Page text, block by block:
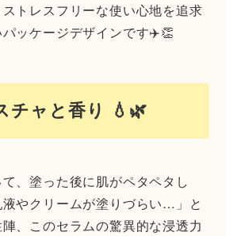
トレスフリーな使い心地を追求
パッケージデザインです✈️👏
チャと香り 💧🌿
て、塗った後に肌がペタペタし
やクリームが塗りづらい…」と
、このセラムの驚異的な浸透力